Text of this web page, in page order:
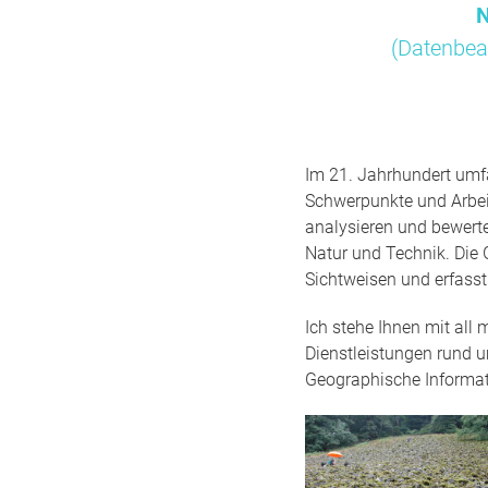
Im 21. Jahrhundert
Schwerpunkte und
analysieren und
Natur und Technik.
Sichtweisen und
Ich stehe Ihnen mit all
Dienstleistungen rund
Geographische